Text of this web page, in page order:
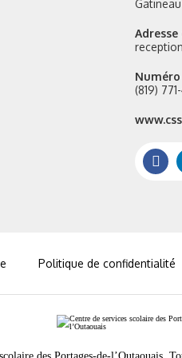
(819)
Site
Politique de confidentialité